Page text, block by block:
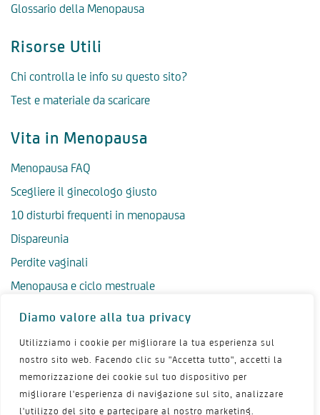
Diamo valore alla tua privacy
Utilizziamo i cookie per migliorare la tua esperienza sul
nostro sito web. Facendo clic su "Accetta tutto", accetti la
memorizzazione dei cookie sul tuo dispositivo per
migliorare l'esperienza di navigazione sul sito, analizzare
l'utilizzo del sito e partecipare al nostro marketing.
Glossario della Menopausa
Risorse Utili
Chi controlla le info su questo sito?
Test e materiale da scaricare
Vita in Menopausa
Menopausa FAQ
Scegliere il ginecologo giusto
10 disturbi frequenti in menopausa
Dispareunia
Perdite vaginali
Menopausa e ciclo mestruale
Salute psicologica in menopausa
Igiene intima in menopausa
Alimentazione e menopausa